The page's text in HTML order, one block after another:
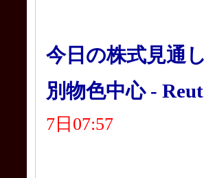
今日の株式見通
別物色中心 -
7日07:57